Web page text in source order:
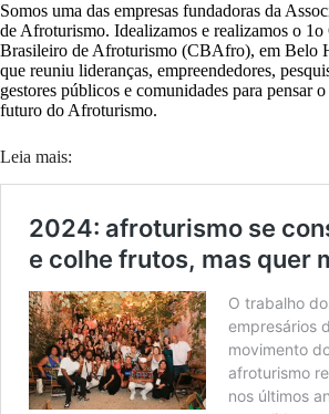
Somos uma das empresas fundadoras da
de Afroturismo. Idealizamos e realizamos o 1o
Brasileiro de Afroturismo (CBAfro), em Belo
que reuniu lideranças, empreendedores,
gestores públicos e comunidades para pensar
futuro do Afroturismo.
Leia mais: